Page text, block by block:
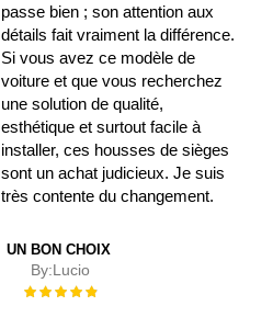
passe bien ; son attention aux
détails fait vraiment la différence.
Si vous avez ce modèle de
voiture et que vous recherchez
une solution de qualité,
esthétique et surtout facile à
installer, ces housses de sièges
sont un achat judicieux. Je suis
très contente du changement.
UN BON CHOIX
By:Lucio
Évaluation :